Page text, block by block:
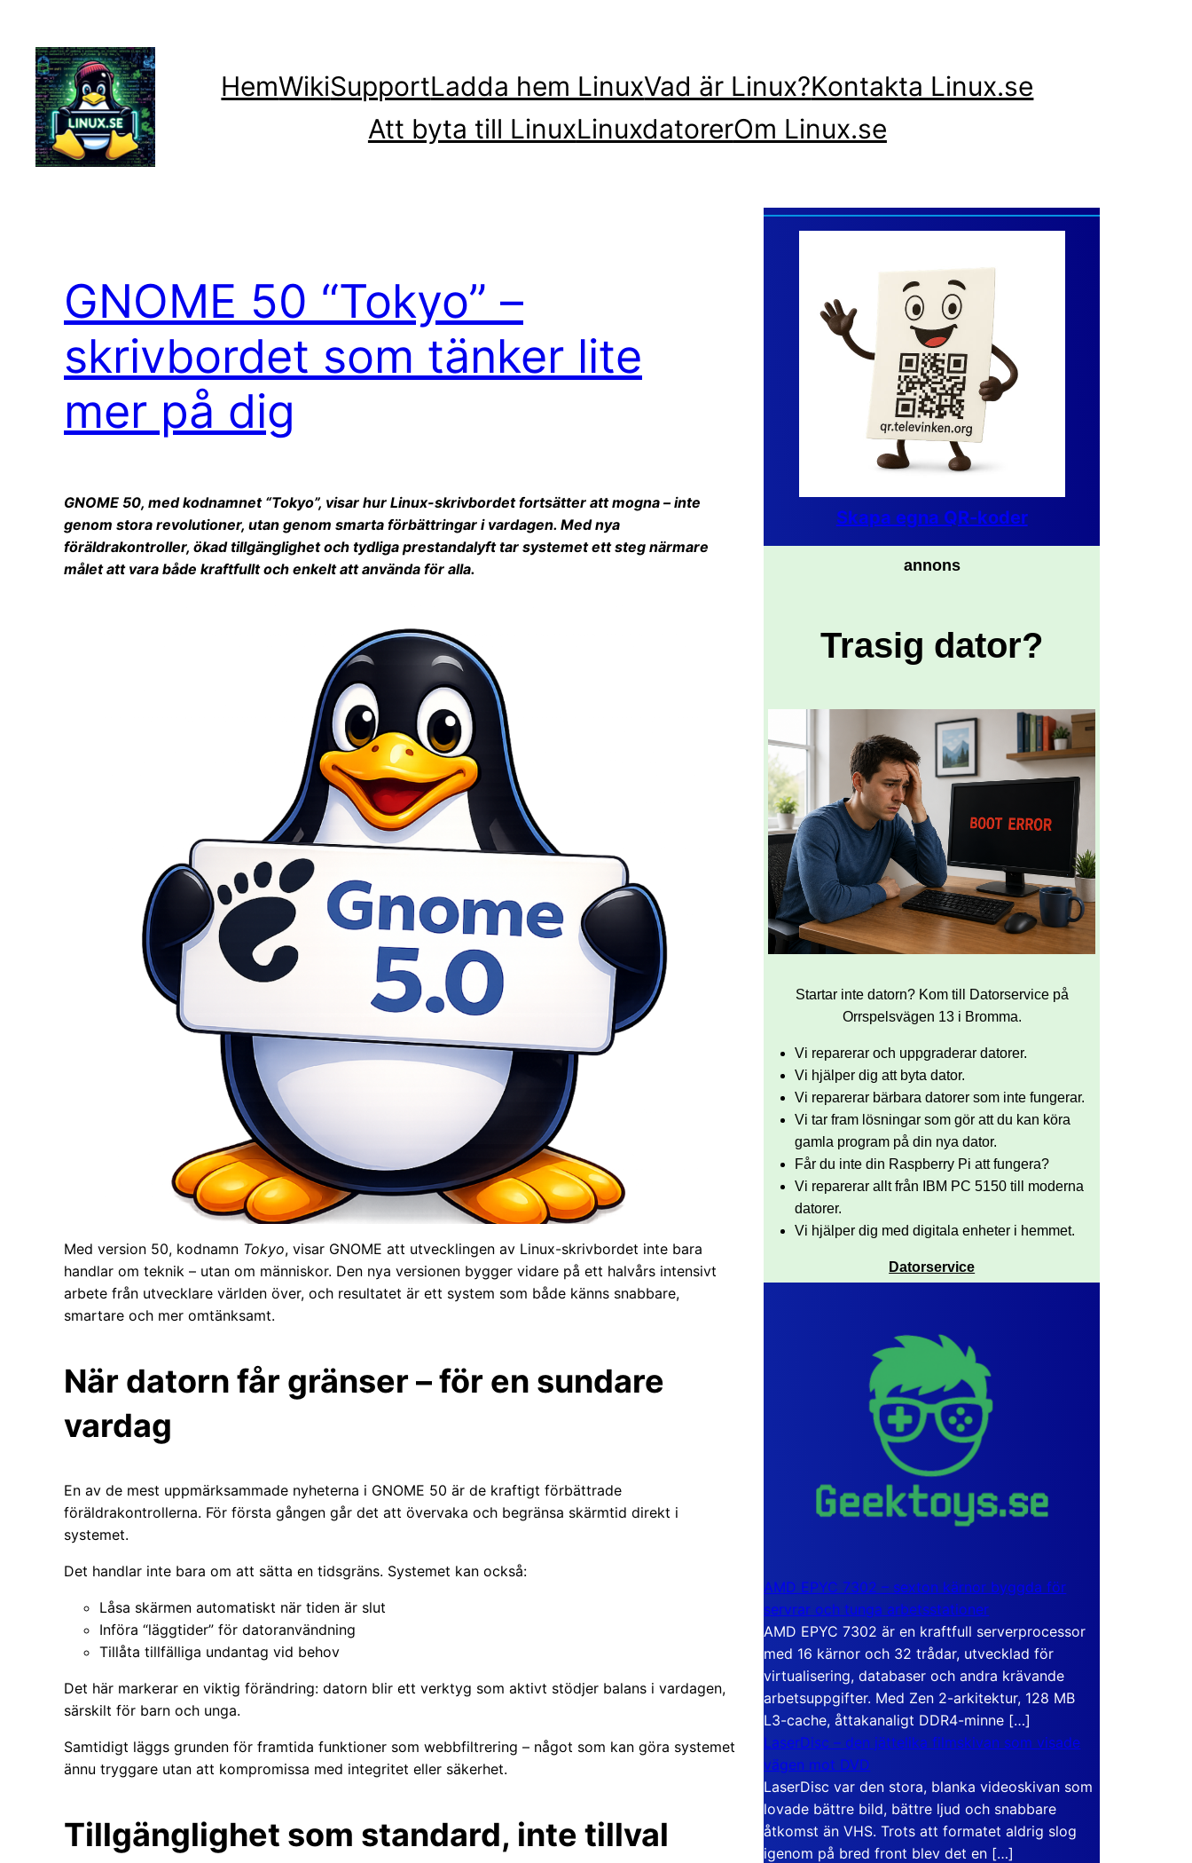
innehåll
HemWikiSupportLadda hem LinuxVad är Linux?Kontakta Linux.se
Att byta till LinuxLinuxdatorerOm Linux.se
GNOME 50 “Tokyo” –
skrivbordet som tänker lite
mer på dig
GNOME 50, med kodnamnet “Tokyo”, visar hur Linux-skrivbordet fortsätter att mogna – inte
genom stora revolutioner, utan genom smarta förbättringar i vardagen. Med nya
föräldrakontroller, ökad tillgänglighet och tydliga prestandalyft tar systemet ett steg närmare
målet att vara både kraftfullt och enkelt att använda för alla.
Med version 50, kodnamn Tokyo, visar GNOME att utvecklingen av Linux-skrivbordet inte bara
handlar om teknik – utan om människor. Den nya versionen bygger vidare på ett halvårs intensivt
arbete från utvecklare världen över, och resultatet är ett system som både känns snabbare,
smartare och mer omtänksamt.
När datorn får gränser – för en sundare
vardag
En av de mest uppmärksammade nyheterna i GNOME 50 är de kraftigt förbättrade
föräldrakontrollerna. För första gången går det att övervaka och begränsa skärmtid direkt i
systemet.
Det handlar inte bara om att sätta en tidsgräns. Systemet kan också:
Låsa skärmen automatiskt när tiden är slut
Införa “läggtider” för datoranvändning
Tillåta tillfälliga undantag vid behov
Det här markerar en viktig förändring: datorn blir ett verktyg som aktivt stödjer balans i vardagen,
särskilt för barn och unga.
Samtidigt läggs grunden för framtida funktioner som webbfiltrering – något som kan göra systemet
ännu tryggare utan att kompromissa med integritet eller säkerhet.
Tillgänglighet som standard, inte tillval
Skapa egna QR-koder
annons
Trasig dator?
Startar inte datorn? Kom till Datorservice på
Orrspelsvägen 13 i Bromma.
Vi reparerar och uppgraderar datorer.
Vi hjälper dig att byta dator.
Vi reparerar bärbara datorer som inte fungerar.
Vi tar fram lösningar som gör att du kan köra
gamla program på din nya dator.
Får du inte din Raspberry Pi att fungera?
Vi reparerar allt från IBM PC 5150 till moderna
datorer.
Vi hjälper dig med digitala enheter i hemmet.
Datorservice
AMD EPYC 7302 – sexton kärnor byggda för
servrar och tunga arbetsstationer
AMD EPYC 7302 är en kraftfull serverprocessor
med 16 kärnor och 32 trådar, utvecklad för
virtualisering, databaser och andra krävande
arbetsuppgifter. Med Zen 2-arkitektur, 128 MB
L3-cache, åttakanaligt DDR4-minne […]
LaserDisc – den jättelika filmskivan som visade
vägen mot DVD
LaserDisc var den stora, blanka videoskivan som
lovade bättre bild, bättre ljud och snabbare
åtkomst än VHS. Trots att formatet aldrig slog
igenom på bred front blev det en […]